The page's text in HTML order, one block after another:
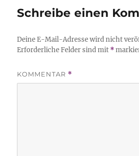
Schreibe einen
Deine E-Mail-Adresse wird nicht
Erforderliche Felder sind mit *
KOMMENTAR *